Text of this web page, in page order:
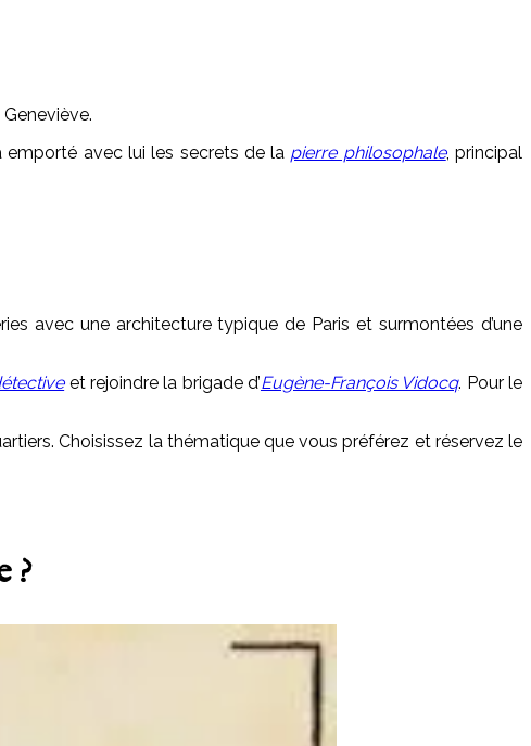
avec lui les secrets de la pierre philosophale, principal
avec une architecture typique de Paris et surmontées d’une
et rejoindre la brigade d’Eugène-François Vidocq. Pour le
Choisissez la thématique que vous préférez et réservez le
?